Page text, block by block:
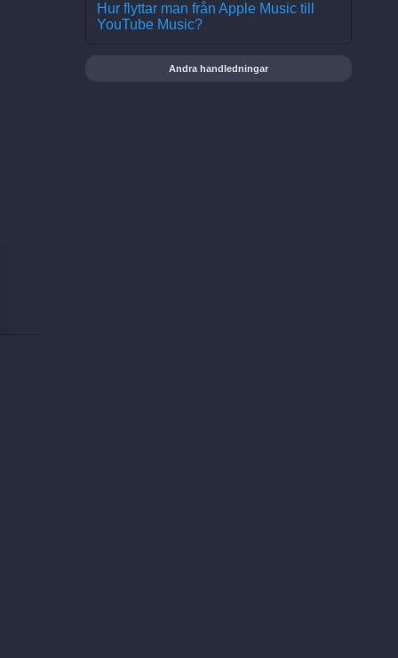
Hur flyttar man från Apple Music till
YouTube Music?
Andra handledningar